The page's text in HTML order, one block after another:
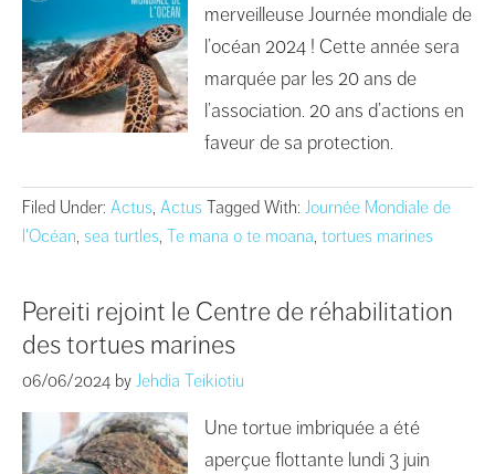
merveilleuse Journée mondiale de
l’océan 2024 ! Cette année sera
marquée par les 20 ans de
l’association. 20 ans d’actions en
faveur de sa protection.
Filed Under: Actus, Actus Tagged With: Journée Mondiale de
l'Océan, sea turtles, Te mana o te moana, tortues marines
Pereiti rejoint le Centre de réhabilitation
des tortues marines
06/06/2024 by Jehdia Teikiotiu
Une tortue imbriquée a été
aperçue flottante lundi 3 juin